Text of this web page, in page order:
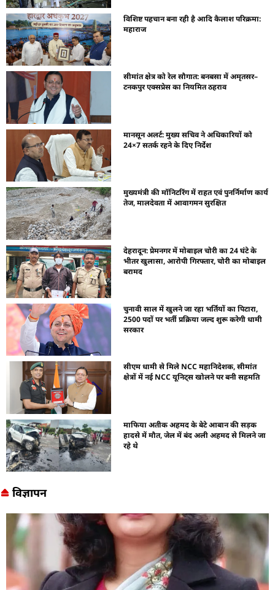
विशिष्ट पहचान बना रही है आदि कैलाश परिक्रमा:
महाराज
सीमांत क्षेत्र को रेल सौगात: बनबसा में अमृतसर–
टनकपुर एक्सप्रेस का नियमित ठहराव
मानसून अलर्ट: मुख्य सचिव ने अधिकारियों को
24×7 सतर्क रहने के दिए निर्देश
मुख्यमंत्री की मॉनिटरिंग में राहत एवं पुनर्निर्माण कार्य
तेज, मालदेवता में आवागमन सुरक्षित
देहरादून: प्रेमनगर में मोबाइल चोरी का 24 घंटे के
भीतर खुलासा, आरोपी गिरफ्तार, चोरी का मोबाइल
बरामद
चुनावी साल में खुलने जा रहा भर्तियों का पिटारा,
2500 पदों पर भर्ती प्रक्रिया जल्द शुरू करेगी धामी
सरकार
सीएम धामी से मिले NCC महानिदेशक, सीमांत
क्षेत्रों में नई NCC यूनिट्स खोलने पर बनी सहमति
माफिया अतीक अहमद के बेटे आबान की सड़क
हादसे में मौत, जेल में बंद अली अहमद से मिलने जा
रहे थे
विज्ञापन